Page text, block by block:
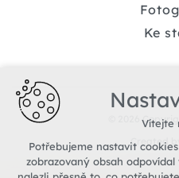
Ke
© 2026
Created
Vítejte
Potřebujeme nastavit
zobrazovaný obsah